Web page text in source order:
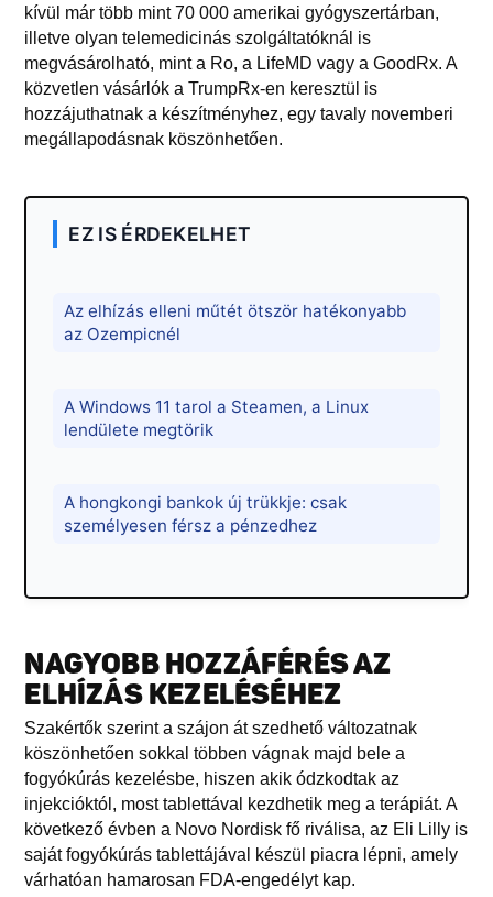
kívül már több mint 70 000 amerikai gyógyszertárban,
illetve olyan telemedicinás szolgáltatóknál is
megvásárolható, mint a Ro, a LifeMD vagy a GoodRx. A
közvetlen vásárlók a TrumpRx-en keresztül is
hozzájuthatnak a készítményhez, egy tavaly novemberi
megállapodásnak köszönhetően.
EZ IS ÉRDEKELHET
Az elhízás elleni műtét ötször hatékonyabb
az Ozempicnél
A Windows 11 tarol a Steamen, a Linux
lendülete megtörik
A hongkongi bankok új trükkje: csak
személyesen férsz a pénzedhez
NAGYOBB HOZZÁFÉRÉS AZ
ELHÍZÁS KEZELÉSÉHEZ
Szakértők szerint a szájon át szedhető változatnak
köszönhetően sokkal többen vágnak majd bele a
fogyókúrás kezelésbe, hiszen akik ódzkodtak az
injekcióktól, most tablettával kezdhetik meg a terápiát. A
következő évben a Novo Nordisk fő riválisa, az Eli Lilly is
saját fogyókúrás tablettájával készül piacra lépni, amely
várhatóan hamarosan FDA-engedélyt kap.